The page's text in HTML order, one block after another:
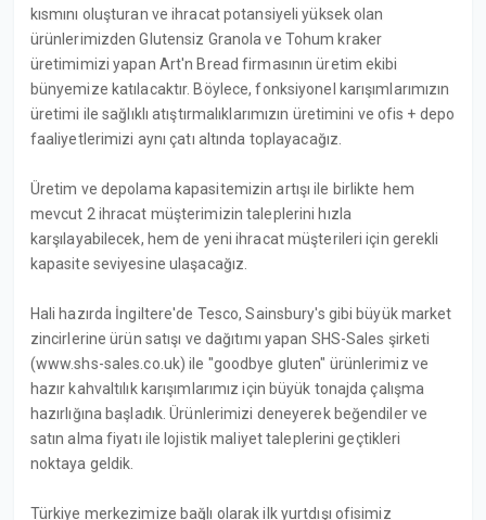
kısmını oluşturan ve ihracat potansiyeli yüksek olan
ürünlerimizden Glutensiz Granola ve Tohum kraker
üretimimizi yapan Art'n Bread firmasının üretim ekibi
bünyemize katılacaktır. Böylece, fonksiyonel karışımlarımızın
üretimi ile sağlıklı atıştırmalıklarımızın üretimini ve ofis + depo
faaliyetlerimizi aynı çatı altında toplayacağız.
Üretim ve depolama kapasitemizin artışı ile birlikte hem
mevcut 2 ihracat müşterimizin taleplerini hızla
karşılayabilecek, hem de yeni ihracat müşterileri için gerekli
kapasite seviyesine ulaşacağız.
Hali hazırda İngiltere'de Tesco, Sainsbury's gibi büyük market
zincirlerine ürün satışı ve dağıtımı yapan SHS-Sales şirketi
(www.shs-sales.co.uk) ile "goodbye gluten" ürünlerimiz ve
hazır kahvaltılık karışımlarımız için büyük tonajda çalışma
hazırlığına başladık. Ürünlerimizi deneyerek beğendiler ve
satın alma fiyatı ile lojistik maliyet taleplerini geçtikleri
noktaya geldik.
Türkiye merkezimize bağlı olarak ilk yurtdışı ofisimiz